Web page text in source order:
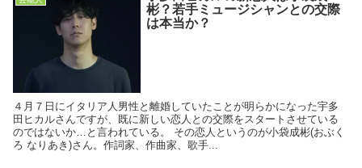
彬？若手ミュージシャンとの交際
は本当か？
４月７日にイタリア人男性と離婚していたことが明らかになった宇多
田ヒカルさんですが、既に新しい恋人との交際をスタートさせている
のではないか…と言われている。 その恋人というのが小袋成彬(おぶく
ろ なりあき)さん。作詞家、作曲家、歌手...